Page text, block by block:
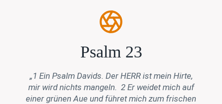
Psalm 23
„1 Ein Psalm Davids. Der HERR ist mein Hirte,
mir wird nichts mangeln. 2 Er weidet mich auf
einer grünen Aue und führet mich zum frischen